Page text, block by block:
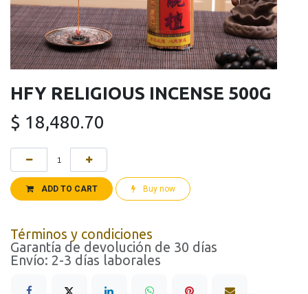
HFY RELIGIOUS INCENSE 500G
$ 18,480.70
ADD TO CART Buy now
Términos y condiciones
Garantía de devolución de 30 días
Envío: 2-3 días laborales